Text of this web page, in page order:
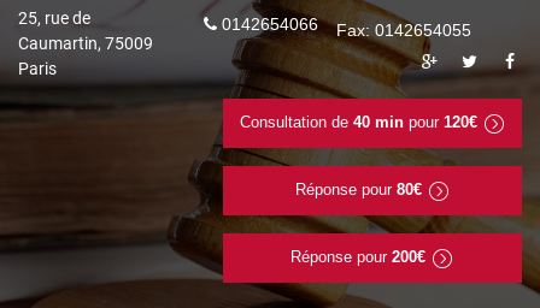
25, rue de
Caumartin, 75009
Paris
0142654066 Fax: 0142654055
Consultation de 40 minpour 120€
Réponse pour 80€
Réponse pour 200€